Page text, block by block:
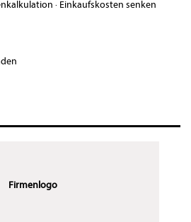
· Einkaufskosten senken
Firmenlogo